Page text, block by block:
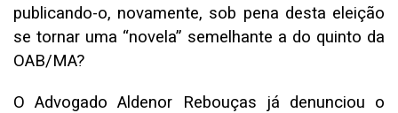
publicando-o, novamente, sob pena desta eleição
se tornar uma “novela” semelhante a do quinto da
OAB/MA?
O Advogado Aldenor Rebouças já denunciou o